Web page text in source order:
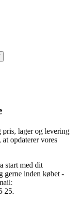
lager og levering
opdaterer vores
start med dit
gerne inden købet -
25.